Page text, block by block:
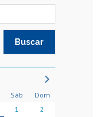
Sáb
Dom
1
2